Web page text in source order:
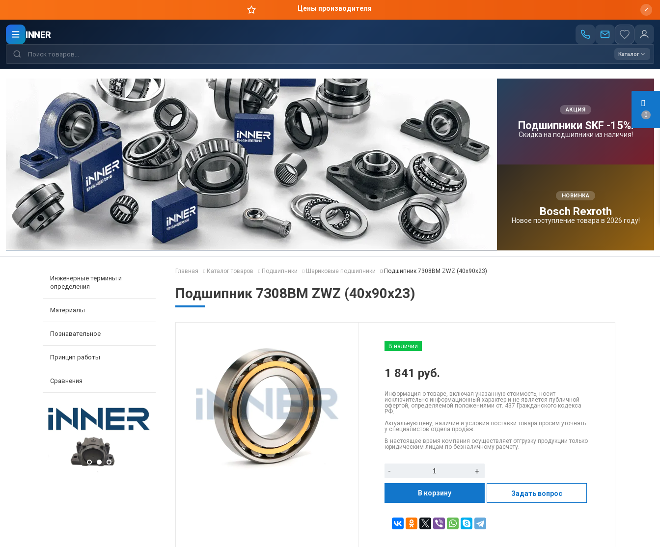
0
Цены производителя
INNER
Каталог
АКЦИЯ
Подшипники SKF -15%!
Скидка на подшипники из наличия!
НОВИНКА
Bosсh Rexroth
Новое поступление товара в 2026 году!
Инженерные термины и
определения
Материалы
Познавательное
Принцип работы
Сравнения
Главная Каталог товаров Подшипники Шариковые подшипники Подшипник 7308BM ZWZ (40x90x23)
Подшипник 7308BM ZWZ (40x90x23)
В наличии
1 841 руб.
Информация о товаре, включая указанную стоимость, носит
исключительно информационный характер и не является публичной
офертой, определяемой положениями ст. 437 Гражданского кодекса
РФ.
Актуальную цену, наличие и условия поставки товара просим уточнять
у специалистов отдела продаж.
В настоящее время компания осуществляет отгрузку продукции только
юридическим лицам по безналичному расчету.
- +
В корзину Задать вопрос